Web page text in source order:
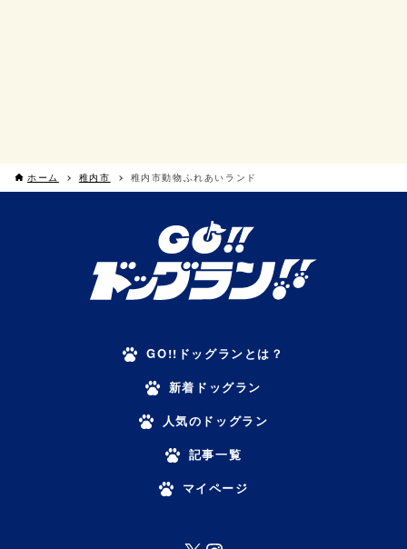
ホーム 稚内市 稚内市動物ふれあいランド
GO!!ドッグランとは？
新着ドッグラン
人気のドッグラン
記事一覧
マイページ